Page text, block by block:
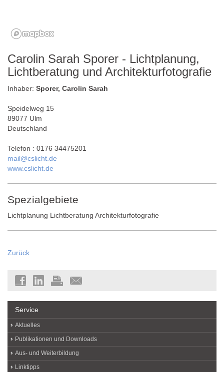
Carolin Sarah Sporer - Lichtplanung,
Lichtberatung und Architekturfotografie
Inhaber: Sporer, Carolin Sarah
Speidelweg 15
89077 Ulm
Deutschland
Telefon : 0176 34475201
mail@cslicht.de
www.cslicht.de
Spezialgebiete
Lichtplanung Lichtberatung Architekturfotografie
Zurück
Service
Aktuelles
Publikationen und Downloads
Aus- und Weiterbildung
Linktipps